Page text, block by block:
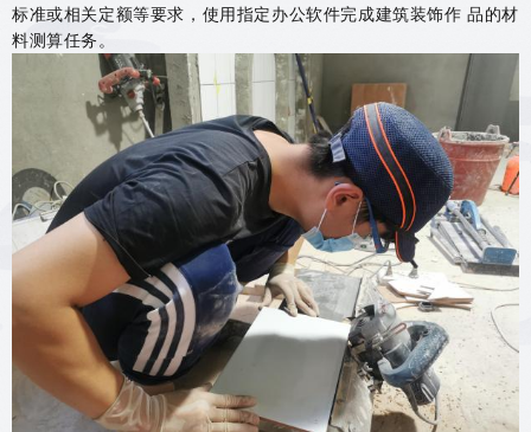
标准或相关定额等要求，使用指定办公软件完成建筑装饰作 品的材
料测算任务。